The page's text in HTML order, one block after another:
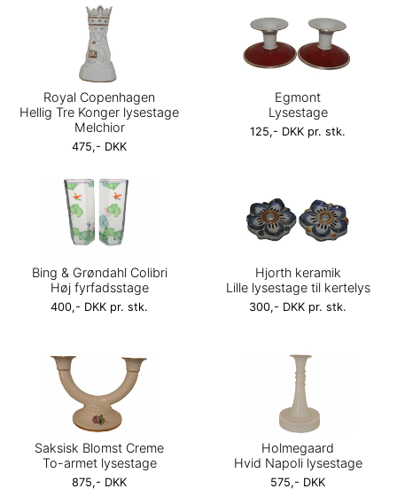
Royal Copenhagen
Hellig Tre Konger lysestage
Melchior
475,- DKK
Egmont
Lysestage
125,- DKK pr. stk.
Bing & Grøndahl Colibri
Høj fyrfadsstage
400,- DKK pr. stk.
Hjorth keramik
Lille lysestage til kertelys
300,- DKK pr. stk.
Saksisk Blomst Creme
To-armet lysestage
875,- DKK
Holmegaard
Hvid Napoli lysestage
575,- DKK